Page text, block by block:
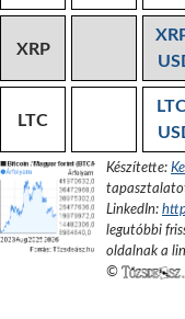
XRP
LTC
Készítette:
LinkedIn:
legutóbbi
oldalnak a
©